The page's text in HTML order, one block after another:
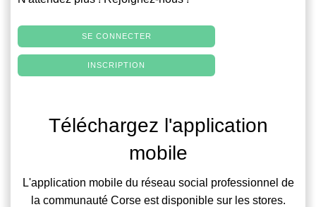
SE CONNECTER
INSCRIPTION
Téléchargez l'application
mobile
L'application mobile du réseau social professionnel de
la communauté Corse est disponible sur les stores.